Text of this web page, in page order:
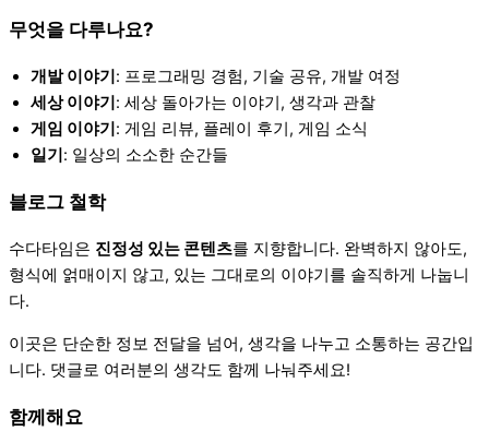
무엇을 다루나요?
개발 이야기: 프로그래밍 경험, 기술 공유, 개발 여정
세상 이야기: 세상 돌아가는 이야기, 생각과 관찰
게임 이야기: 게임 리뷰, 플레이 후기, 게임 소식
일기: 일상의 소소한 순간들
블로그 철학
수다타임은 진정성 있는 콘텐츠를 지향합니다. 완벽하지 않아도,
형식에 얽매이지 않고, 있는 그대로의 이야기를 솔직하게 나눕니
다.
이곳은 단순한 정보 전달을 넘어, 생각을 나누고 소통하는 공간입
니다. 댓글로 여러분의 생각도 함께 나눠주세요!
함께해요